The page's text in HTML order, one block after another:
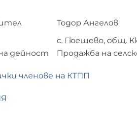
Тодор Ангелов
с. Гюешево, общ.
дейност
Продажба на
членове на КТПП